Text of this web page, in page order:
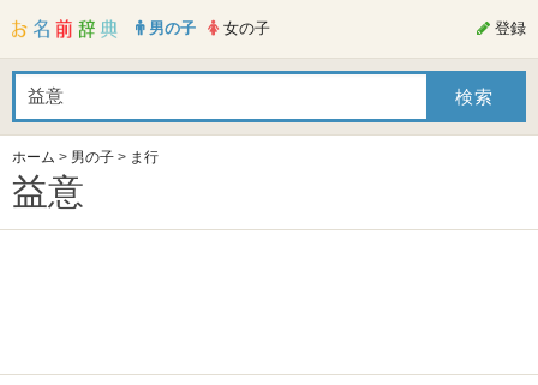
男の子 女の子 登録
ホーム > 男の子 > ま行
益意